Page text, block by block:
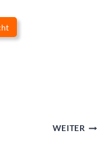
WEITER